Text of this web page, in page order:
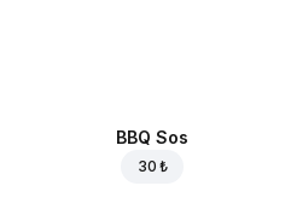
BBQ Sos
30 ₺